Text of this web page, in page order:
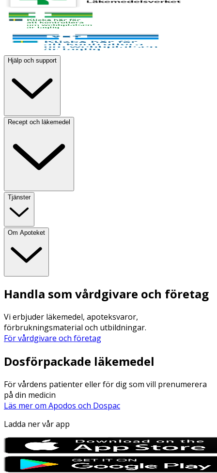
Hjälp och support
Recept och läkemedel
Tjänster
Om Apoteket
Handla som vårdgivare och företag
Vi erbjuder läkemedel, apoteksvaror,
förbrukningsmaterial och utbildningar.
För vårdgivare och företag
Dosförpackade läkemedel
För vårdens patienter eller för dig som vill prenumerera
på din medicin
Läs mer om Apodos och Dospac
Ladda ner vår app